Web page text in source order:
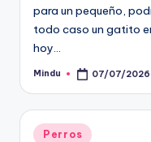
para un pequeño,
todo caso un gatito
hoy…
Publicado
Mindu 07/07/2026
Publicado
Perros